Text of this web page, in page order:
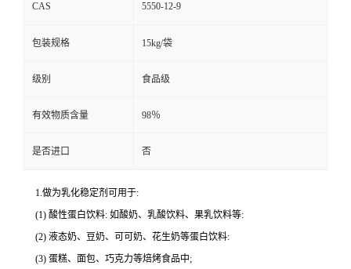
CAS 5550-12-9
包装规格 15kg/袋
级别 食品级
有效物质含量 98％
是否进口 否
1.做为乳化稳定剂可用于:
(1) 酸性蛋白饮料: 如酸奶、乳酸饮料、果乳饮料等:
(2) 液态奶、豆奶、可可奶、花生奶等蛋白饮料:
(3) 蛋糕、面包、巧克力等焙烤食品中;